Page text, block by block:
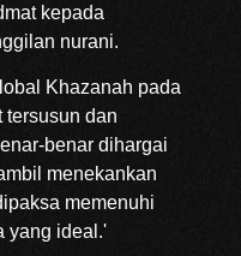
kepada
nurani.
Khazanah pada
tersusun dan
benar dihargai
menekankan
memenuhi
yang ideal.'